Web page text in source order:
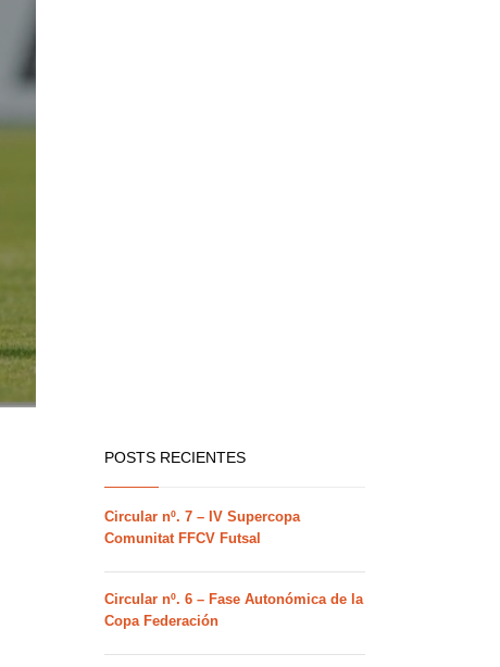
POSTS RECIENTES
Circular nº. 7 – IV Supercopa
Comunitat FFCV Futsal
Circular nº. 6 – Fase Autonómica de la
Copa Federación